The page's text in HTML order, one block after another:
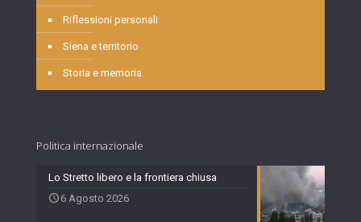
Riflessioni personali
Siena e territorio
Storia e memoria
Politica internazionale
Lo Stretto libero e la frontiera chiusa
6 Agosto 2026